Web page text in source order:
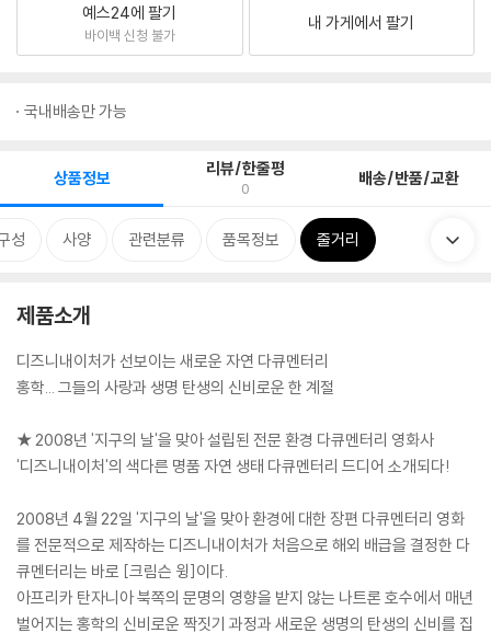
예스24에 팔기
바이백 신청 불가
내 가게에서 팔기
국내배송만 가능
상품정보 리뷰/한줄평
0 배송/반품/교환
성 사양 관련분류 품목정보 줄거리
제품소개
디즈니내이처가 선보이는 새로운 자연 다큐멘터리
홍학... 그들의 사랑과 생명 탄생의 신비로운 한 계절
★ 2008년 '지구의 날'을 맞아 설립된 전문 환경 다큐멘터리 영화사
'디즈니내이처'의 색다른 명품 자연 생태 다큐멘터리 드디어 소개되다!
2008년 4월 22일 '지구의 날'을 맞아 환경에 대한 장편 다큐멘터리 영화
를 전문적으로 제작하는 디즈니내이처가 처음으로 해외 배급을 결정한 다
큐멘터리는 바로 [크림슨 윙]이다.
아프리카 탄자니아 북쪽의 문명의 영향을 받지 않는 나트론 호수에서 매년
벌어지는 홍학의 신비로운 짝짓기 과정과 새로운 생명의 탄생의 신비를 집